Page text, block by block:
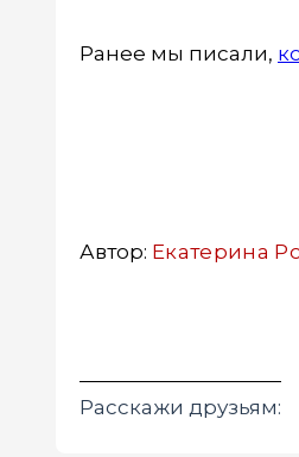
Ранее мы писали,
Автор: Екатерина
Расскажи друзьям: